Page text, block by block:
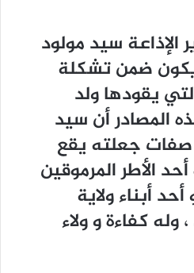
الإذاعة سيد مولود
ضمن تشكلة
يقودها ولد
المصادر أن سيد
جعلته يقع
الأطر المرموقين
أبناء ولاية
وله كفاءة و ولاء